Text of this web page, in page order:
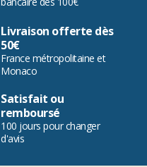
Livraison offerte dès
50€
France métropolitaine et
Monaco
Satisfait ou
remboursé
100 jours pour changer
d'avis